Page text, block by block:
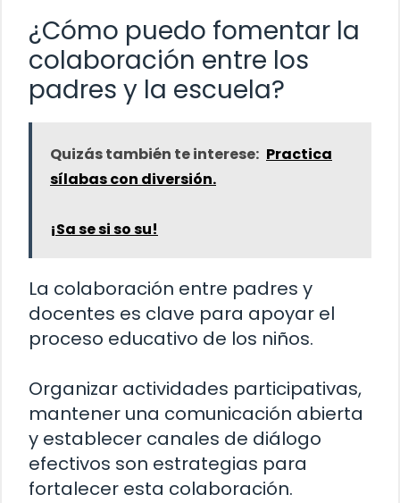
¿Cómo puedo fomentar la
colaboración entre los
padres y la escuela?
Quizás también te interese: Practica
sílabas con diversión.
¡Sa se si so su!
La colaboración entre padres y
docentes es clave para apoyar el
proceso educativo de los niños.
Organizar actividades participativas,
mantener una comunicación abierta
y establecer canales de diálogo
efectivos son estrategias para
fortalecer esta colaboración.